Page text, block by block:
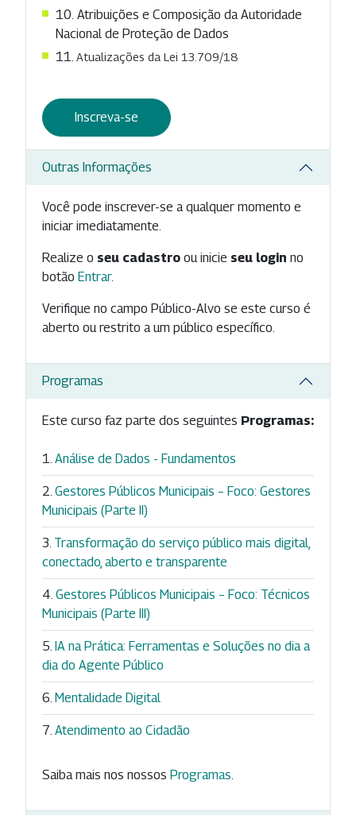
10. Atribuições e Composição da Autoridade
Nacional de Proteção de Dados
11. Atualizações da Lei 13.709/18
Inscreva-se
Outras Informações
Você pode inscrever-se a qualquer momento e
iniciar imediatamente.
Realize o seu cadastro ou inicie seu login no
botão Entrar.
Verifique no campo Público-Alvo se este curso é
aberto ou restrito a um público específico.
Programas
Este curso faz parte dos seguintes Programas:
Análise de Dados - Fundamentos
Gestores Públicos Municipais – Foco: Gestores
Municipais (Parte II)
Transformação do serviço público mais digital,
conectado, aberto e transparente
Gestores Públicos Municipais – Foco: Técnicos
Municipais (Parte III)
IA na Prática: Ferramentas e Soluções no dia a
dia do Agente Público
Mentalidade Digital
Atendimento ao Cidadão
Saiba mais nos nossos Programas